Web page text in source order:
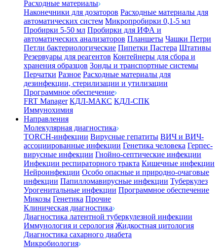
Расходные материалы
Наконечники для дозаторов Расходные материалы для
автоматических систем Микропробирки 0,1-5 мл
Пробирки 5-50 мл Пробирки для ИФА и
автоматических анализаторов Планшеты Чашки Петри
Петли бактериологические Пипетки Пастера Штативы
Резервуары для реагентов Контейнеры для сбора и
хранения образцов Зонды и транспортные системы
Перчатки Разное Расходные материалы для
дезинфекции, стерилизации и утилизации
Программное обеспечение
FRT Manager КДЛ-МАКС КДЛ-СПК
Иммунохимия
Направления
Молекулярная диагностика
TORCH-инфекции Вирусные гепатиты ВИЧ и ВИЧ-
ассоциированные инфекции Генетика человека Герпес-
вирусные инфекции Гнойно-септические инфекции
Инфекции респираторного тракта Кишечные инфекции
Нейроинфекции Особо опасные и природно-очаговые
инфекции Папилломавирусные инфекции Туберкулез
Урогенитальные инфекции Программное обеспечение
Микозы Генетика Прочие
Клиническая диагностика
Диагностика латентной туберкулезной инфекции
Иммунология и серология Жидкостная цитология
Диагностика сахарного диабета
Микробиология